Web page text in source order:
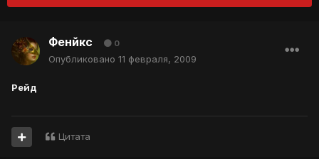
Фенйкс 0
Опубликовано 11 февраля, 2009
Рейд
Цитата